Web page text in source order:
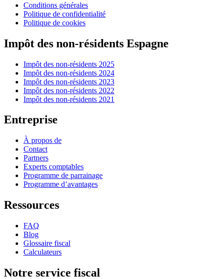
Conditions générales
Politique de confidentialité
Politique de cookies
Impôt des non-résidents Espagne
Impôt des non-résidents 2025
Impôt des non-résidents 2024
Impôt des non-résidents 2023
Impôt des non-résidents 2022
Impôt des non-résidents 2021
Entreprise
À propos de
Contact
Partners
Experts comptables
Programme de parrainage
Programme d’avantages
Ressources
FAQ
Blog
Glossaire fiscal
Calculateurs
Notre service fiscal